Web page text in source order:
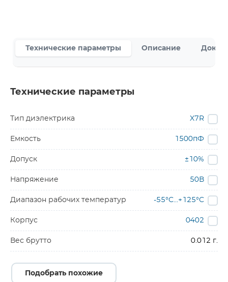
Технические параметры Описание
Технические параметры
Тип диэлектрика X7R
Емкость 1500пФ
Допуск ±10%
Напряжение 50В
Диапазон рабочих температур -55°C…+125°C
Корпус 0402
Вес брутто 0.012 г.
Подобрать похожие